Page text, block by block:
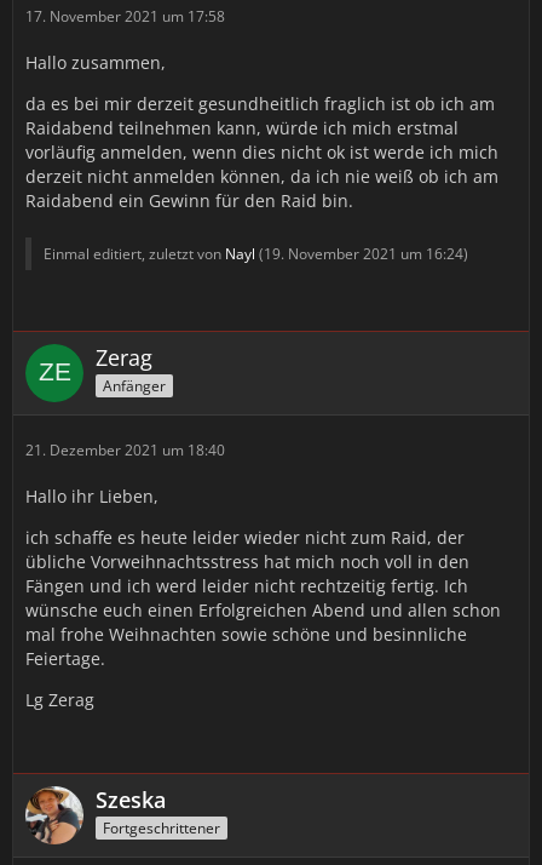
17. November 2021 um 17:58
Hallo zusammen,
da es bei mir derzeit gesundheitlich fraglich ist ob ich am
Raidabend teilnehmen kann, würde ich mich erstmal
vorläufig anmelden, wenn dies nicht ok ist werde ich mich
derzeit nicht anmelden können, da ich nie weiß ob ich am
Raidabend ein Gewinn für den Raid bin.
Einmal editiert, zuletzt von Nayl (19. November 2021 um 16:24)
Zerag
Anfänger
21. Dezember 2021 um 18:40
Hallo ihr Lieben,
ich schaffe es heute leider wieder nicht zum Raid, der
übliche Vorweihnachtsstress hat mich noch voll in den
Fängen und ich werd leider nicht rechtzeitig fertig. Ich
wünsche euch einen Erfolgreichen Abend und allen schon
mal frohe Weihnachten sowie schöne und besinnliche
Feiertage.
Lg Zerag
Szeska
Fortgeschrittener